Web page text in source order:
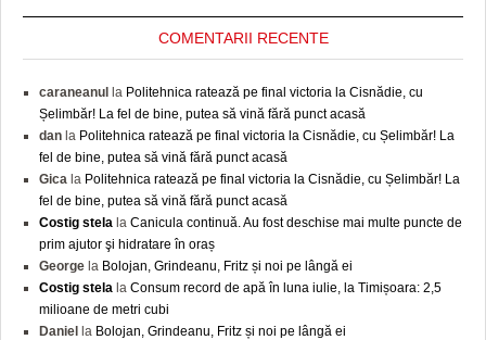
COMENTARII RECENTE
caraneanul la Politehnica ratează pe final victoria la Cisnădie, cu
Șelimbăr! La fel de bine, putea să vină fără punct acasă
dan la Politehnica ratează pe final victoria la Cisnădie, cu Șelimbăr! La
fel de bine, putea să vină fără punct acasă
Gica la Politehnica ratează pe final victoria la Cisnădie, cu Șelimbăr! La
fel de bine, putea să vină fără punct acasă
Costig stela la Canicula continuă. Au fost deschise mai multe puncte de
prim ajutor şi hidratare în oraș
George la Bolojan, Grindeanu, Fritz și noi pe lângă ei
Costig stela la Consum record de apă în luna iulie, la Timișoara: 2,5
milioane de metri cubi
Daniel
la Bolojan, Grindeanu, Fritz și noi pe lângă ei